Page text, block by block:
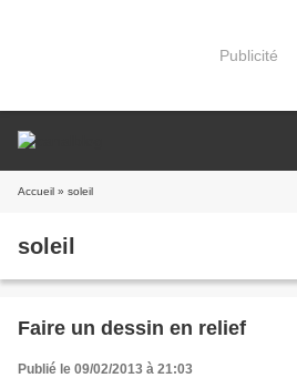
Publicité
Accueil » soleil
soleil
Faire un dessin en relief
Publié le 09/02/2013 à 21:03